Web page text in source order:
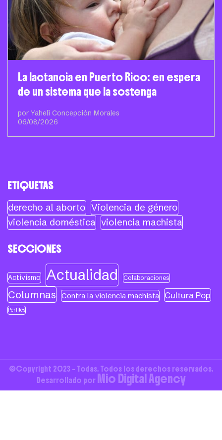
La lactancia en Puerto Rico: en espera
de un sistema que la sostenga
por Yaheli Concepción Morales
06/08/2026
ETIQUETAS
derecho al aborto Violencia de género
violencia doméstica violencia machista
SECCIONES
Activismo Actualidad Colaboraciones
Columnas Contra la violencia machista Cultura Pop
Perfiles
©Copyright 2023 - Todas. Todos los derechos reservados.
Desarrollado por Mio Digital Agency